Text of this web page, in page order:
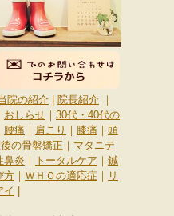
院の紹介 院長紹介 ｜
おしらせ ｜ 30代・40代の
腰痛 ｜ 肩こり ｜ 膝痛 ｜ 頭
の骨盤矯正 ｜ マタニテ
鼻炎 ｜ トータルケア ｜ 鍼
方 ｜ ＷＨＯの適応症 ｜ リ
イ